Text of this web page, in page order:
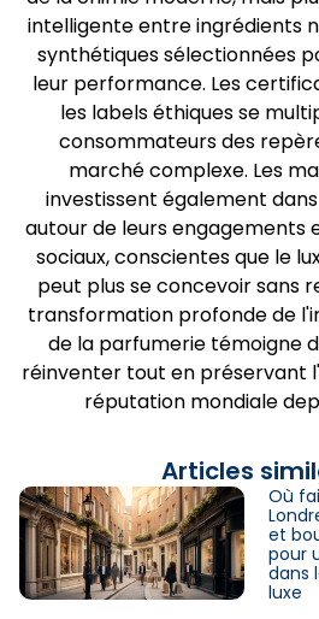
intelligente entre ingrédients
synthétiques sélectionnées
leur performance. Les
les labels éthiques se
consommateurs des
marché complexe. Les
investissent également
autour de leurs engagements
sociaux, conscientes que le
peut plus se concevoir sans
transformation profonde de
de la parfumerie témoigne
réinventer tout en préservant
réputation mondiale
Articles
Où
et
pour
dans
luxe